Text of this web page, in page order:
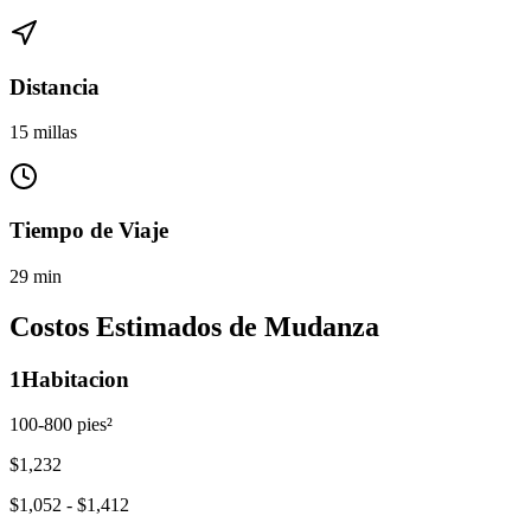
Distancia
15 millas
Tiempo de Viaje
29 min
Costos Estimados de Mudanza
1Habitacion
100-800 pies²
$1,232
$1,052 - $1,412